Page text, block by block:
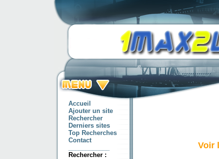
Accueil
Ajouter un site
Rechercher
Derniers sites
Top Recherches
Contact
Rechercher :
Voir